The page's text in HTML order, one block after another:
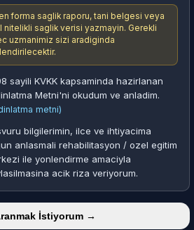
forma saglik raporu, tani belgesi veya
nitelikli saglik verisi yazmayin. Gerekli
uzmanimiz sizi aradiginda
sayili KVKK kapsaminda hazirlanan
Metni'ni okudum ve anladim.
metni)
bilgilerimin, ilce ve ihtiyacima
anlasmali rehabilitasyon / ozel egitim
ile yonlendirme amaciyla
acik riza veriyorum.
İstiyorum →